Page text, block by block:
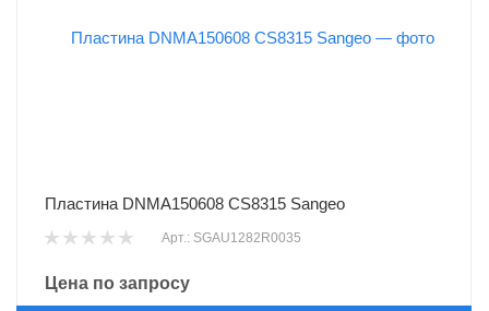
Пластина DNMA150608 CS8315 Sangeo
Арт.: SGAU1282R0035
Цена по запросу